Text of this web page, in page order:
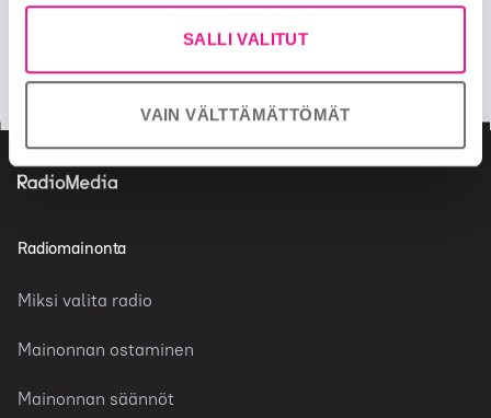
SALLI VALITUT
VAIN VÄLTTÄMÄTTÖMÄT
twitter facebook
Radiomainonta
Miksi valita radio
Mainonnan ostaminen
Mainonnan säännöt